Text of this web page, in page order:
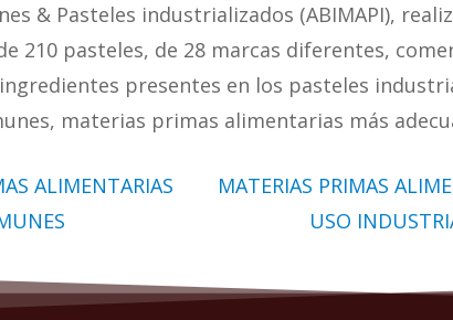
& Pasteles industrializados (ABIMAPI),
210 pasteles, de 28 marcas diferentes,
presentes en los pasteles
materias primas alimentarias más
ALIMENTARIAS
MATERIAS PRIMAS
USO